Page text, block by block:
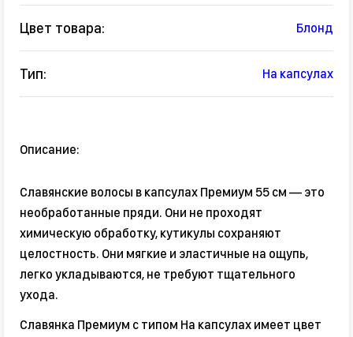
Цвет товара: Блонд
Тип: На капсулах
Описание:
Славянские волосы в капсулах Премиум 55 см — это
необработанные пряди. Они не проходят
химическую обработку, кутикулы сохраняют
целостность. Они мягкие и эластичные на ощупь,
легко укладываются, не требуют тщательного
ухода.
Славянка Премиум с типом На капсулах имеет цвет